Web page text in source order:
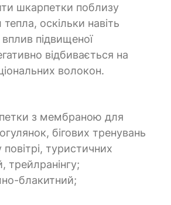
шкарпетки поблизу
оскільки навіть
підвищеної
відбивається на
волокон.
з мембраною для
бігових тренувань
туристичних
трейлранінгу;
блакитний;